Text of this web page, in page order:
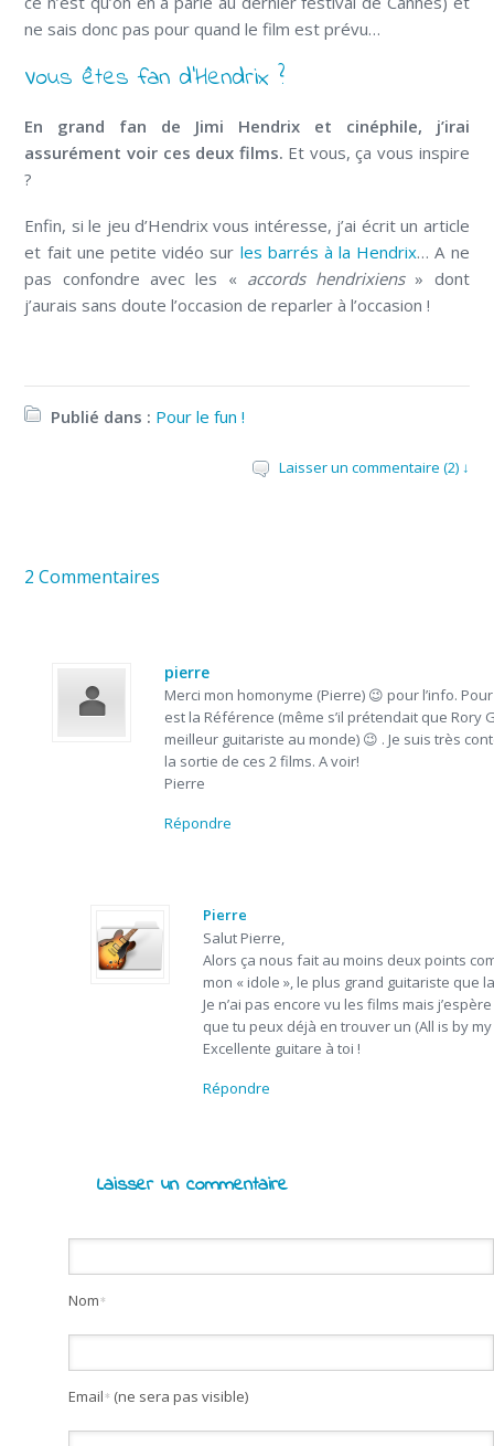
ne sais donc pas pour quand le film est prévu…
Vous êtes fan d’Hendrix ?
En grand fan de Jimi Hendrix et cinéphile, j’irai
assurément voir ces deux films. Et vous, ça vous inspire
?
Enfin, si le jeu d’Hendrix vous intéresse, j’ai écrit un article
et fait une petite vidéo sur les barrés à la Hendrix… A ne
pas confondre avec les « accords hendrixiens» dont
j’aurais sans doute l’occasion de reparler à l’occasion !
Publié dans : Pour le fun !
Laisser un commentaire (2) ↓
2 Commentaires
pierre
Merci mon homonyme (Pierre) 😉 pour l’info.
est la Référence (même s’il prétendait que Rory
meilleur guitariste au monde) 😉 . Je suis très
la sortie de ces 2 films. A voir!
Pierre
Répondre
Pierre
Salut Pierre,
Alors ça nous fait au moins deux points
mon « idole », le plus grand guitariste que
Je n’ai pas encore vu les films mais
que tu peux déjà en trouver un (All is by
Excellente guitare à toi !
Répondre
Laisser un commentaire
Nom*
Email* (ne sera pas visible)